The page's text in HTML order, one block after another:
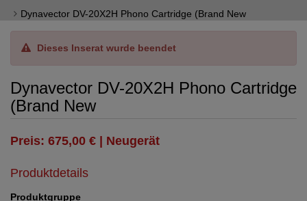
Dynavector DV-20X2H Phono Cartridge (Brand New
Dieses Inserat wurde beendet
Dynavector DV-20X2H Phono Cartridge
(Brand New
Preis: 675,00 € | Neugerät
Produktdetails
Produktgruppe